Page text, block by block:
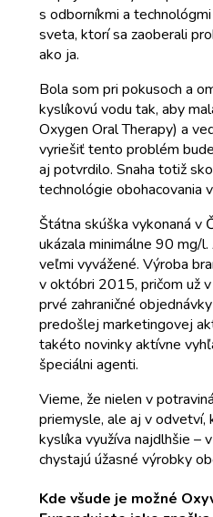
s odborníkmi a
sveta, ktorí sa zaoberali
ako ja.
Bola som pri pokusoch a
kyslíkovú vodu tak, aby
Oxygen Oral Therapy) a
vyriešiť tento problém
aj potvrdilo. Snaha totiž
technológie obohacovania
Štátna skúška vykonaná v
ukázala minimálne 90 mg/
veľmi vyvážené. Výroba
v októbri 2015, pričom už
prvé zahraničné
predošlej marketingovej
takéto novinky aktívne
špeciálni agenti.
Vieme, že nielen v
priemysle, ale aj v odvetví,
kyslíka využíva najdlhšie –
chystajú úžasné výrobky
Kde všude je možné